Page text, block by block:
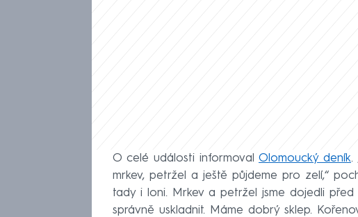
O celé události informoval Olomoucký deník.
mrkev, petržel a ještě půjdeme pro zelí,“
tady i loni. Mrkev a petržel jsme dojedli
správně uskladnit. Máme dobrý sklep.